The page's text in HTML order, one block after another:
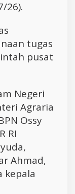
26).
tugas
pusat
Negeri
Agraria
Ossy
RI
Ahmad,
kepala